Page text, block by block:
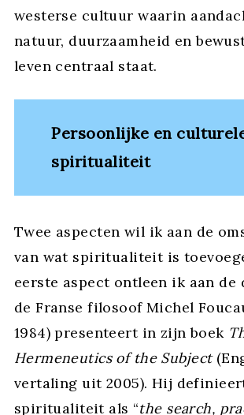
westerse cultuur waarin
natuur, duurzaamheid en
leven centraal staat.
Persoonlijke en
spiritualiteit
Twee aspecten wil ik aan de
van wat spiritualiteit is
eerste aspect ontleen ik aan
de Franse filosoof Michel
1984) presenteert in zijn boek
Hermeneutics of the Subject
vertaling uit 2005). Hij
spiritualiteit als “the search,